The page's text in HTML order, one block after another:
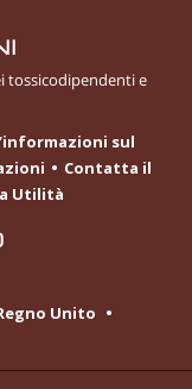
tossicodipendenti e
sul
Contatta il
Utilità
Unito